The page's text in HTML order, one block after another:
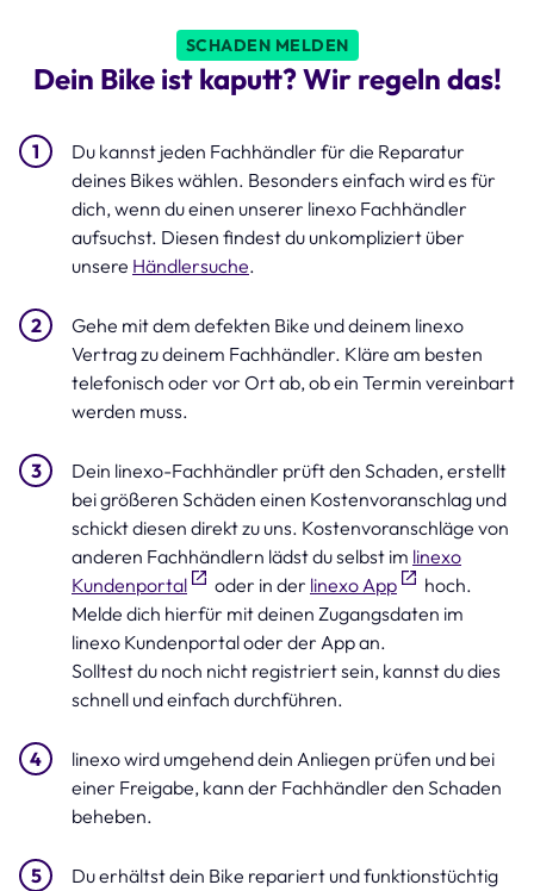
SCHADEN MELDEN
Dein Bike ist kaputt? Wir regeln das!
Du kannst jeden Fachhändler für die Reparatur
deines Bikes wählen. Besonders einfach wird es für
dich, wenn du einen unserer linexo Fachhändler
aufsuchst. Diesen findest du unkompliziert über
unsere Händlersuche.
Gehe mit dem defekten Bike und deinem linexo
Vertrag zu deinem Fachhändler. Kläre am besten
telefonisch oder vor Ort ab, ob ein Termin vereinbart
werden muss.
Dein linexo-Fachhändler prüft den Schaden, erstellt
bei größeren Schäden einen Kostenvoranschlag und
schickt diesen direkt zu uns. Kostenvoranschläge von
anderen Fachhändlern lädst du selbst im linexo
Kundenportal
oder in der linexo App
hoch.
Melde dich hierfür mit deinen Zugangsdaten im
linexo Kundenportal oder der App an.
Solltest du noch nicht registriert sein, kannst du dies
schnell und einfach durchführen.
linexo wird umgehend dein Anliegen prüfen und bei
einer Freigabe, kann der Fachhändler den Schaden
beheben.
Du erhältst dein Bike repariert und funktionstüchtig